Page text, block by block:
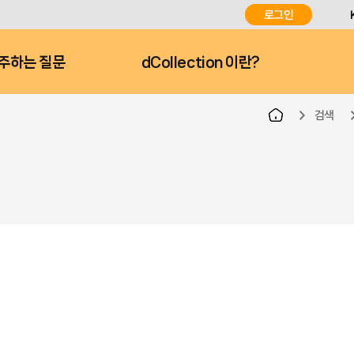
로그인
하는 질문 dCollection 이란?
검색